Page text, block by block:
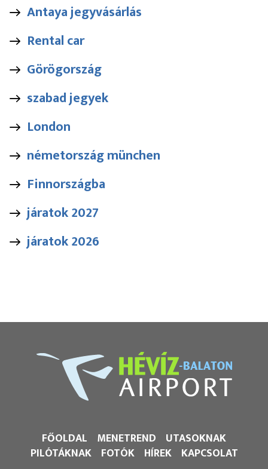
Antaya jegyvásárlás
Rental car
Görögország
szabad jegyek
London
németország münchen
Finnországba
járatok 2027
járatok 2026
FŐOLDAL MENETREND UTASOKNAK
PILÓTÁKNAK FOTÓK HÍREK KAPCSOLAT